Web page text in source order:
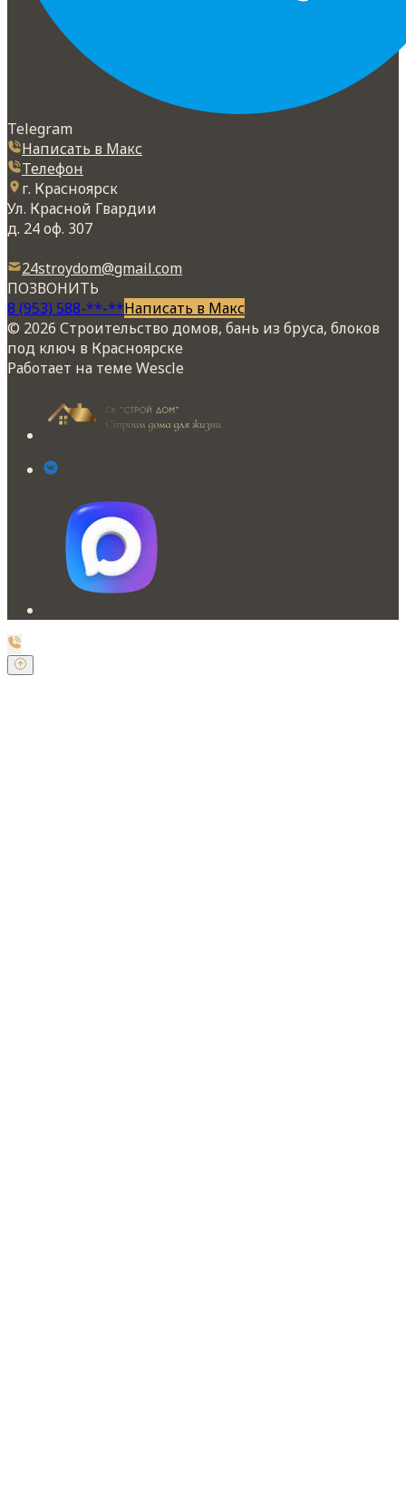
Telegram
Написать в Макс
Телефон
г. Красноярск
Ул. Красной Гвардии
д. 24 оф. 307
24stroydom@gmail.com
ПОЗВОНИТЬ
8 (953) 588-**-**Написать в Макс
© 2026 Строительство домов, бань из бруса, блоков
под ключ в Красноярске
Работает на теме Wescle